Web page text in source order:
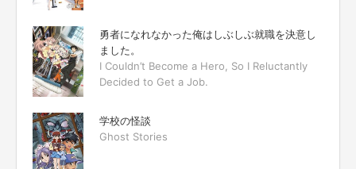
勇者になれなかった俺はしぶしぶ就職を決意し
ました。
I Couldn’t Become a Hero, So I Reluctantly
Decided to Get a Job.
学校の怪談
Ghost Stories